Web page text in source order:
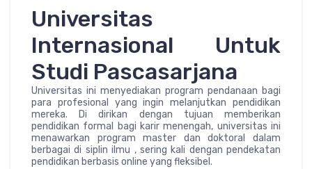
Universitas
Internasional Untuk
Studi Pascasarjana
Universitas ini menyediakan program pendanaan bagi
para profesional yang ingin melanjutkan pendidikan
mereka. Di dirikan dengan tujuan memberikan
pendidikan formal bagi karir menengah, universitas ini
menawarkan program master dan doktoral dalam
berbagai di siplin ilmu , sering kali dengan pendekatan
pendidikan berbasis online yang fleksibel.